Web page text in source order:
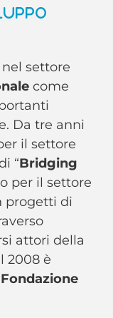
settore
come
Da tre anni
il settore
“Bridging
per il settore
progetti di
attori della
2008 è
Fondazione